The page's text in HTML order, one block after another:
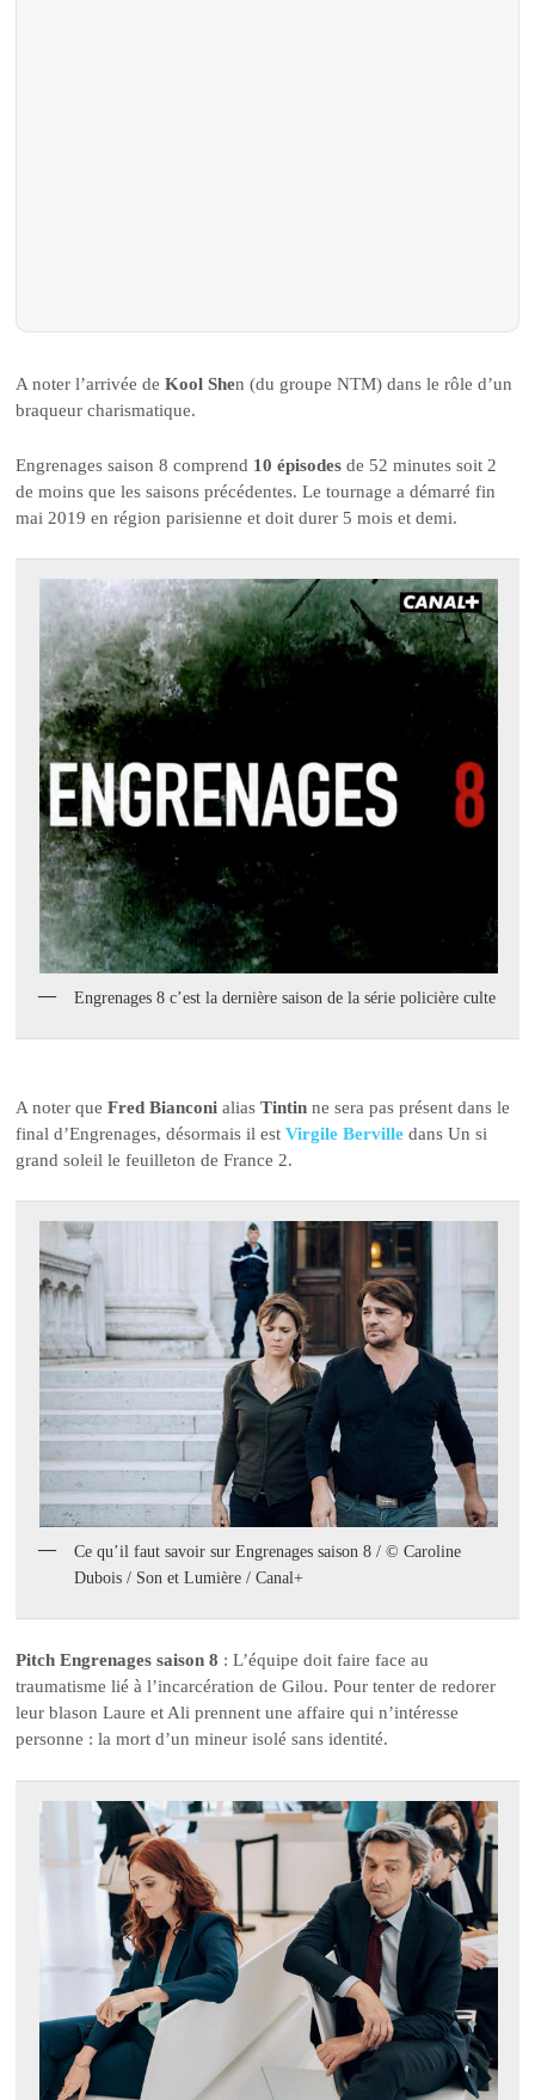
A noter l’arrivée deKool Shen (du groupe NTM) dans le rôle d’un
braqueur charismatique.
Engrenages saison 8 comprend 10 épisodes de 52 minutes soit 2
de moins que les saisons précédentes. Le tournage a démarré fin
mai 2019 en région parisienne et doit durer 5 mois et demi.
Engrenages 8 c’est la dernière saison de la série policière culte
A noter queFred Bianconi aliasTintin ne sera pas présent dans le
final d’Engrenages, désormais il estVirgile Berville dans Un si
grand soleil le feuilleton de France 2.
Ce qu’il faut savoir sur Engrenages saison 8 / © Caroline
Dubois / Son et Lumière / Canal+
Pitch Engrenages saison 8 : L’équipe doit faire face au
traumatisme lié à l’incarcération de Gilou. Pour tenter de redorer
leur blason Laure et Ali prennent une affaire qui n’intéresse
personne : la mort d’un mineur isolé sans identité.